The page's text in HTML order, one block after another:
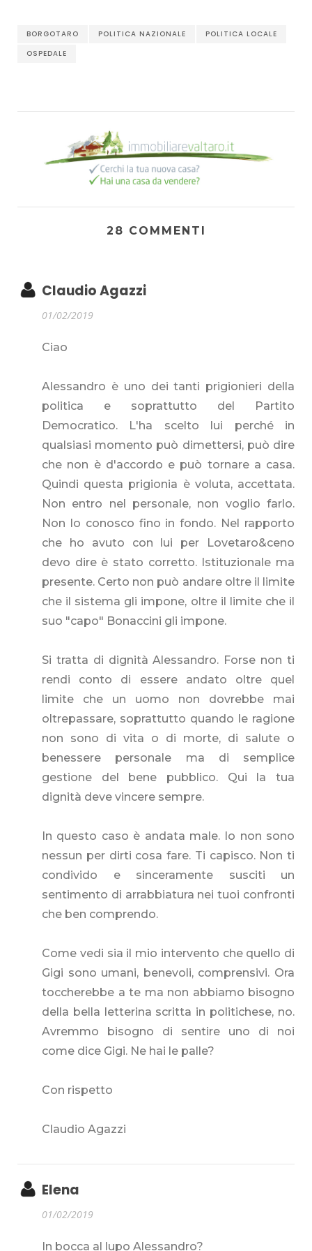
BORGOTARO POLITICA NAZIONALE
POLITICA LOCALE
OSPEDALE
28 COMMENTI
Claudio Agazzi
01/02/2019
Ciao
Alessandro è uno dei tanti prigionieri della
politica e soprattutto del Partito
Democratico. L'ha scelto lui perché in
qualsiasi momento può dimettersi, può dire
che non è d'accordo e può tornare a casa.
Quindi questa prigionia è voluta, accettata.
Non entro nel personale, non voglio farlo.
Non lo conosco fino in fondo. Nel rapporto
che ho avuto con lui per Lovetaro&ceno
devo dire è stato corretto. Istituzionale ma
presente. Certo non può andare oltre il limite
che il sistema gli impone, oltre il limite che il
suo "capo" Bonaccini gli impone.
Si tratta di dignità Alessandro. Forse non ti
rendi conto di essere andato oltre quel
limite che un uomo non dovrebbe mai
oltrepassare, soprattutto quando le ragione
non sono di vita o di morte, di salute o
benessere personale ma di semplice
gestione del bene pubblico. Qui la tua
dignità deve vincere sempre.
In questo caso è andata male. Io non sono
nessun per dirti cosa fare. Ti capisco. Non ti
condivido e sinceramente susciti un
sentimento di arrabbiatura nei tuoi confronti
che ben comprendo.
Come vedi sia il mio intervento che quello di
Gigi sono umani, benevoli, comprensivi. Ora
toccherebbe a te ma non abbiamo bisogno
della bella letterina scritta in politichese, no.
Avremmo bisogno di sentire uno di noi
come dice Gigi. Ne hai le palle?
Con rispetto
Claudio Agazzi
Elena
01/02/2019
In bocca al lupo Alessandro?